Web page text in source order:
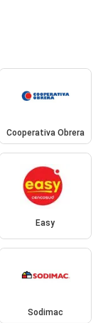
Cooperativa Obrera
Easy
Sodimac